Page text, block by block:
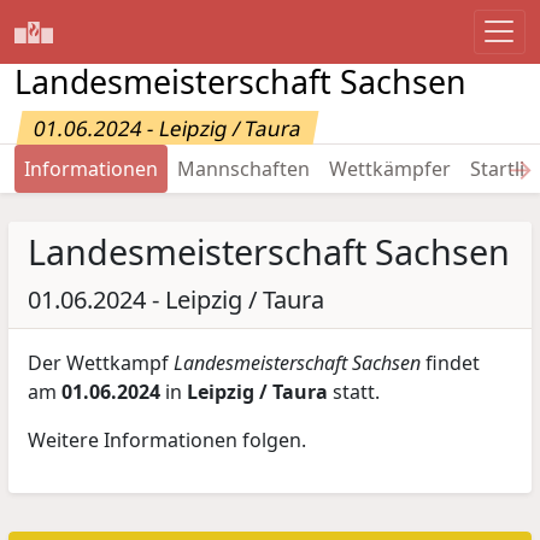
Landesmeisterschaft Sachsen
01.06.2024 - Leipzig / Taura
Informationen Mannschaften Wettkämpfer →
Landesmeisterschaft Sachsen
01.06.2024 - Leipzig / Taura
Der WettkampfLandesmeisterschaft Sachsenfindet
am01.06.2024 in Leipzig / Taura statt.
Weitere Informationen folgen.